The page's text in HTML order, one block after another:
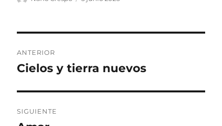
de
ANTERIOR
Entrada
Cielos y tierra nuevos
SIGUIENTE